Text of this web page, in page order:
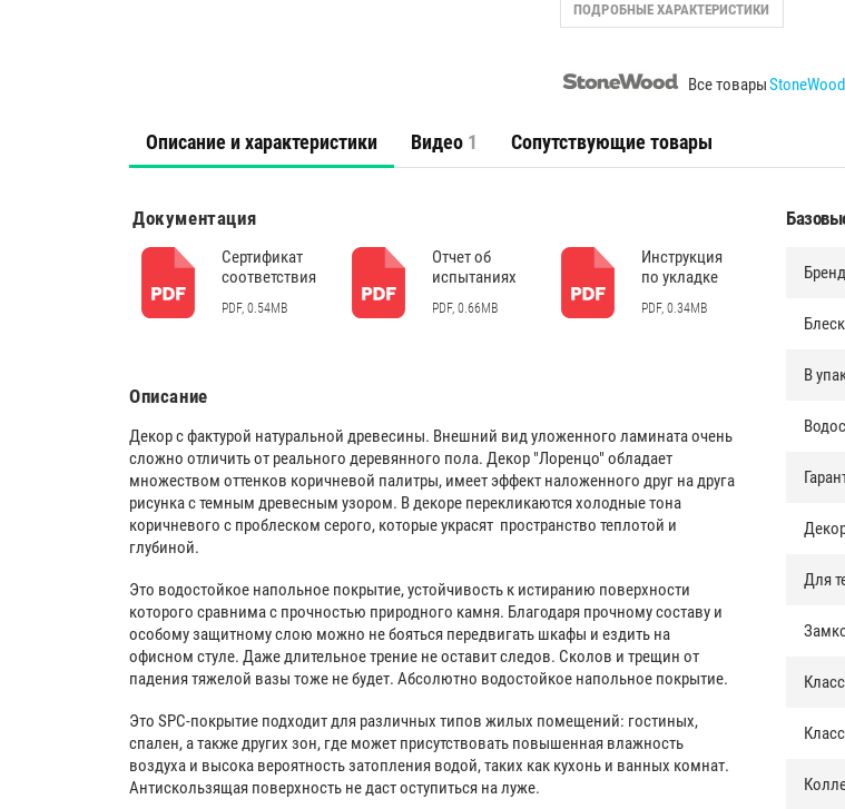
ПОДРОБНЫЕ ХАРАКТЕРИСТИКИ
Все товарыStoneWood
Описание и характеристики Видео 1 Сопутствующие товары
Документация
Сертификат
соответствия
PDF, 0.54MB
Отчет об
испытаниях
PDF, 0.66MB
Инструкция
по укладке
PDF, 0.34MB
Описание
Декор с фактурой натуральной древесины. Внешний вид уложенного ламината очень
сложно отличить от реального деревянного пола. Декор "Лоренцо" обладает
множеством оттенков коричневой палитры, имеет эффект наложенного друг на друга
рисунка с темным древесным узором. В декоре перекликаются холодные тона
коричневого с проблеском серого, которые украсят пространство теплотой и
глубиной.
Это водостойкое напольное покрытие, устойчивость к истиранию поверхности
которого сравнима с прочностью природного камня. Благодаря прочному составу и
особому защитному слою можно не бояться передвигать шкафы и ездить на
офисном стуле. Даже длительное трение не оставит следов. Сколов и трещин от
падения тяжелой вазы тоже не будет. Абсолютно водостойкое напольное покрытие.
Это SPC-покрытие подходит для различных типов жилых помещений: гостиных,
спален, а также других зон, где может присутствовать повышенная влажность
воздуха и высока вероятность затопления водой, таких как кухонь и ванных комнат.
Антискользящая поверхность не даст оступиться на луже.
Бренд
Блеск
В
Для
Класс